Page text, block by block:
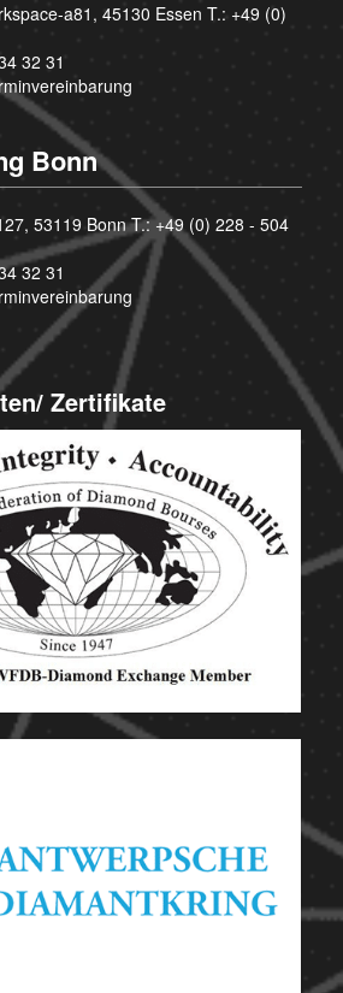
a81, 45130 Essen T.: +49 (0)
32 31
Bonn
53119 Bonn T.:+49 (0) 228 - 504
32 31
Zertifikate